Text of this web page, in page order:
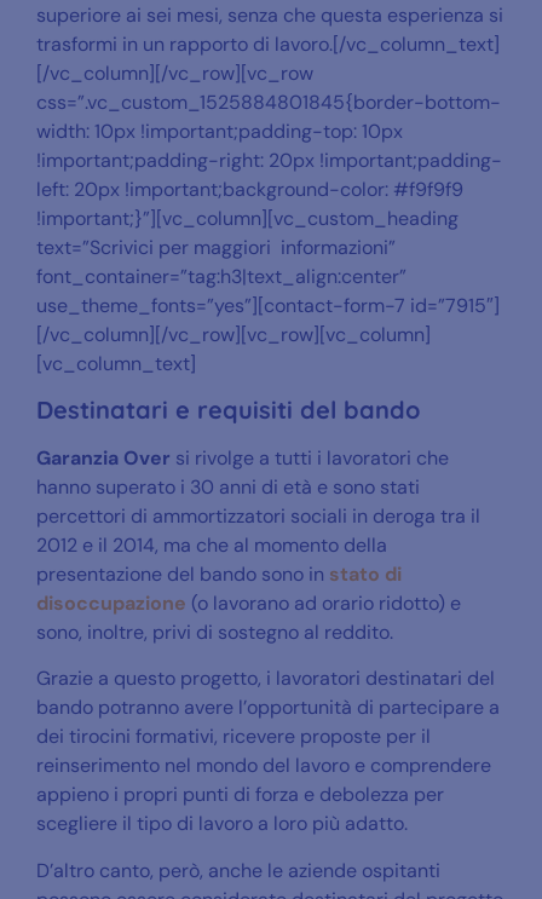
superiore ai sei mesi, senza che questa esperienza si
trasformi in un rapporto di lavoro.[/vc_column_text]
[/vc_column][/vc_row][vc_row
css=”.vc_custom_1525884801845{border-bottom-
width: 10px !important;padding-top: 10px
!important;padding-right: 20px !important;padding-
left: 20px !important;background-color: #f9f9f9
!important;}”][vc_column][vc_custom_heading
text=”Scrivici per maggiori informazioni”
font_container=”tag:h3|text_align:center”
use_theme_fonts=”yes”][contact-form-7 id=”7915″]
[/vc_column][/vc_row][vc_row][vc_column]
[vc_column_text]
Destinatari e requisiti del bando
Garanzia Over si rivolge a tutti i lavoratori che
hanno superato i 30 anni di età e sono stati
percettori di ammortizzatori sociali in deroga tra il
2012 e il 2014, ma che al momento della
presentazione del bando sono in stato di
disoccupazione (o lavorano ad orario ridotto) e
sono, inoltre, privi di sostegno al reddito.
Grazie a questo progetto, i lavoratori destinatari del
bando potranno avere l’opportunità di partecipare a
dei tirocini formativi, ricevere proposte per il
reinserimento nel mondo del lavoro e comprendere
appieno i propri punti di forza e debolezza per
scegliere il tipo di lavoro a loro più adatto.
D’altro canto, però, anche le aziende ospitanti